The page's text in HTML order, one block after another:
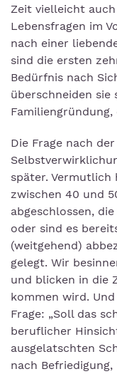
Zeit vielleicht
Lebensfragen im
nach einer
sind die ersten
Bedürfnis nach
überschneiden
Familiengründung,
Die Frage nach
später. Vermutlich
zwischen 40 und
abgeschlossen,
oder sind es
(weitgehend)
gelegt. Wir
und blicken in die
kommen wird.
Frage: „Soll das
beruflicher
ausgelatschten
nach